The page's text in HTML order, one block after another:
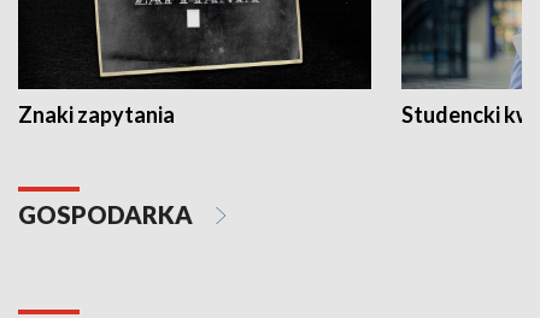
Znaki zapytania Studencki
GOSPODARKA